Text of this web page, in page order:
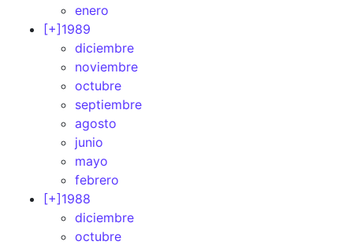
enero
[+] 1989
diciembre
noviembre
octubre
septiembre
agosto
junio
mayo
febrero
[+] 1988
diciembre
octubre